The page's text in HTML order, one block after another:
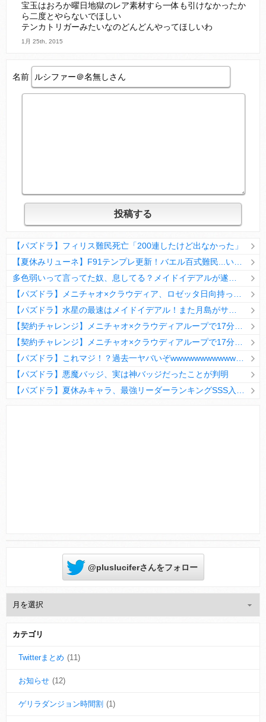
宝玉はおろか曜日地獄のレア素材すら一体も引けなかったか
ら二度とやらないでほしい
テンカトリガーみたいなのどんどんやってほしいわ
1月 25th, 2015
名前
【パズドラ】フィリス難民死亡「200連したけど出なかった」
【パズドラ】悪魔バッジ、実は神バッジだったことが判明
@plusluciferさんをフォロー
カテゴリ
Twitterまとめ (11)
お知らせ (12)
ゲリラダンジョン時間割 (1)